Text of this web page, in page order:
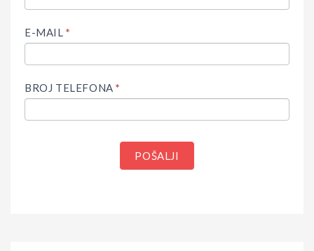
E-MAIL*
BROJ TELEFONA*
POŠALJI